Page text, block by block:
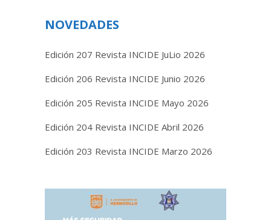
NOVEDADES
Edición 207 Revista INCIDE JuLio 2026
Edición 206 Revista INCIDE Junio 2026
Edición 205 Revista INCIDE Mayo 2026
Edición 204 Revista INCIDE Abril 2026
Edición 203 Revista INCIDE Marzo 2026